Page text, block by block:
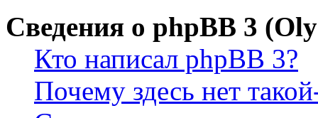
Сведения о phpBB 3
Кто написал phpBB 3?
Почему здесь нет